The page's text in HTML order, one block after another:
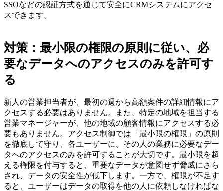
SSOなどの認証方式を通じて安全にCRMシステムにアクセ
スできます。
対策：最小限の権限の原則に従い、必
要なデータへのアクセスのみを許可す
る
新人の営業担当者が、最初の週から高額案件の詳細情報にア
クセスする必要はありません。また、特定の地域を担当する
営業マネージャーが、他の地域の顧客情報にアクセスする必
要もありません。アクセス制御では「最小限の権限」の原則
を徹底して守り、各ユーザーに、その人の業務に必要なデー
タへのアクセスのみを許可することが大切です。最小限を超
える権限を付与すると、重要なデータが意図せず脅威にさら
され、データの安全性が低下します。一方で、権限が不足す
ると、ユーザーはデータの取得を他の人に依頼しなければな